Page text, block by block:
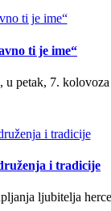
ti je ime“
petak, 7.
i tradicije
ljubitelja